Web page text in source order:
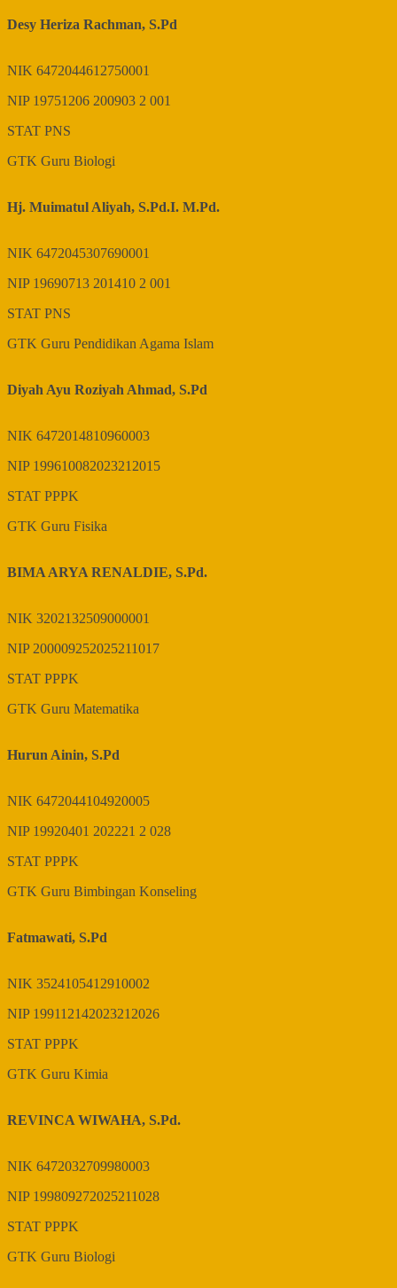
Desy Heriza Rachman, S.Pd
NIK 6472044612750001
NIP 19751206 200903 2 001
STAT PNS
GTK Guru Biologi
Hj. Muimatul Aliyah, S.Pd.I. M.Pd.
NIK 6472045307690001
NIP 19690713 201410 2 001
STAT PNS
GTK Guru Pendidikan Agama Islam
Diyah Ayu Roziyah Ahmad, S.Pd
NIK 6472014810960003
NIP 199610082023212015
STAT PPPK
GTK Guru Fisika
BIMA ARYA RENALDIE, S.Pd.
NIK 3202132509000001
NIP200009252025211017
STAT PPPK
GTK Guru Matematika
Hurun Ainin, S.Pd
NIK 6472044104920005
NIP 19920401 202221 2 028
STAT PPPK
GTK Guru Bimbingan Konseling
Fatmawati, S.Pd
NIK 3524105412910002
NIP 199112142023212026
STAT PPPK
GTK Guru Kimia
REVINCA WIWAHA, S.Pd.
NIK 6472032709980003
NIP 199809272025211028
STAT PPPK
GTK Guru Biologi